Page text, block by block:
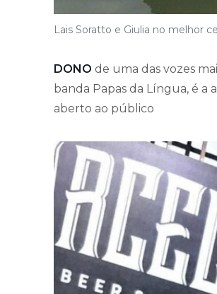
Lais Soratto e Giulia no melhor
DONO de uma das vozes
banda Papas da Língua, é a
aberto ao público